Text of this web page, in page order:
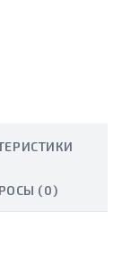
(0)